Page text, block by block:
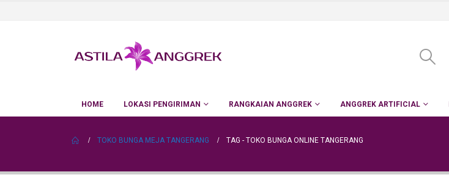
HOME LOKASI PENGIRIMAN RANGKAIAN ANGGREK ANGGREK ARTIFICIAL
TOKO BUNGA MEJA TANGERANG TAG - TOKO BUNGA ONLINE TANGERANG